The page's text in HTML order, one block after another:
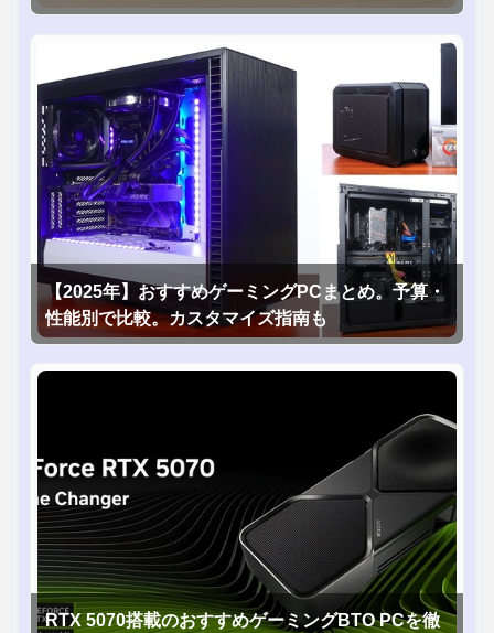
1台！】
【2025年】おすすめゲーミングPCまとめ。予算・
性能別で比較。カスタマイズ指南も
RTX 5070搭載のおすすめゲーミングBTO PCを徹